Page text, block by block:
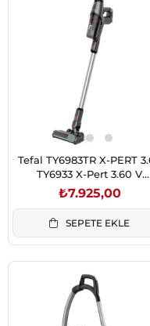
Tefal TY6983TR X-PERT
TY6933 X-Pert 3.60 V
Kablosuz Bataryalı Şarjlı
Süpürgesi (2211400976)
₺7.925,00
SEPETE EKLE